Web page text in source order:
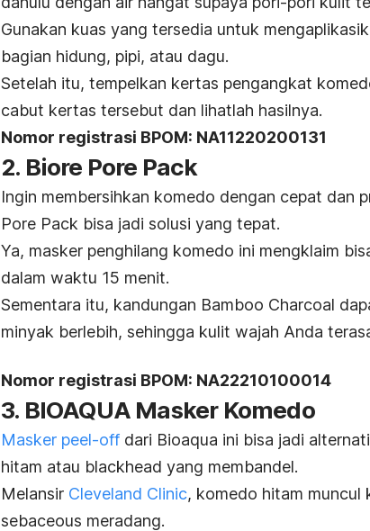
Gunakan kuas yang tersedia untuk
bagian hidung, pipi, atau dagu.
Setelah itu, tempelkan kertas pengangkat
cabut kertas tersebut dan lihatlah hasilnya.
Nomor registrasi BPOM: NA11220200131
2. Biore Pore Pack
Ingin membersihkan komedo dengan cepat dan
Pore Pack bisa jadi solusi yang tepat.
Ya, masker penghilang komedo ini mengklaim
dalam waktu 15 menit.
Sementara itu, kandungan Bamboo Charcoal
minyak berlebih, sehingga kulit wajah Anda
Nomor registrasi BPOM: NA22210100014
3. BIOAQUA Masker Komedo
Masker peel-off dari Bioaqua ini bisa jadi
hitam atau blackhead yang membandel.
Melansir Cleveland Clinic, komedo hitam
sebaceous meradang.